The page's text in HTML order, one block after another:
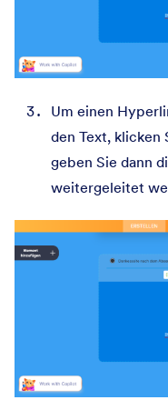
Um einen
den Text, klicken
geben Sie dann
weitergeleitet